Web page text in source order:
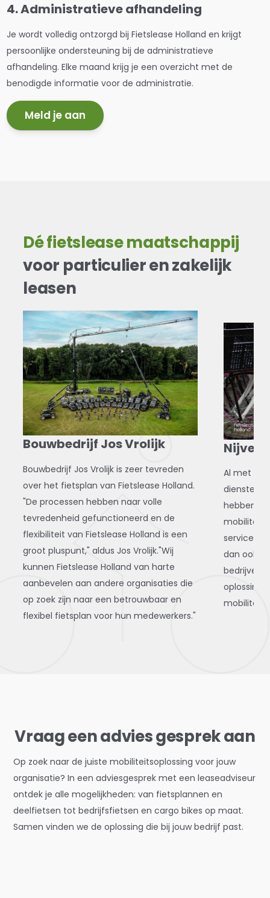
4. Administratieve afhandeling
⁠Je wordt volledig ontzorgd bij Fietslease Holland en krijgt
persoonlijke ondersteuning bij de administratieve
afhandeling. Elke maand krijg je een overzicht met de
benodigde informatie voor de administratie.
Meld je aan
Dé fietslease maatschappij
voor particulier en zakelijk
leasen
Bouwbedrijf Jos Vrolijk
Bouwbedrijf Jos Vrolijk is zeer tevreden
over het fietsplan van Fietslease Holland.
"De processen hebben naar volle
tevredenheid gefunctioneerd en de
flexibiliteit van Fietslease Holland is een
groot pluspunt," aldus Jos Vrolijk."Wij
kunnen Fietslease Holland van harte
aanbevelen aan andere organisaties die
op zoek zijn naar een betrouwbaar en
flexibel fietsplan voor hun medewerkers."
Al met al
diensten
hebben
service is
dan ook
bedrijven
oplossing
Vraag een advies gesprek aan
Op zoek naar de juiste mobiliteitsoplossing voor jouw
organisatie? In een adviesgesprek met een leaseadviseur
ontdek je alle mogelijkheden: van fietsplannen en
deelfietsen tot bedrijfsfietsen en cargo bikes op maat.
Samen vinden we de oplossing die bij jouw bedrijf past.